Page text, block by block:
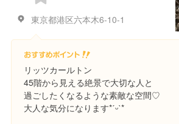
東京都港区六本木6-10-1
リッツカールトン
45階から見える絶景で大切な人と
過ごしたくなるような素敵な空間♡
大人な気分になります*ˊᵕˋ*